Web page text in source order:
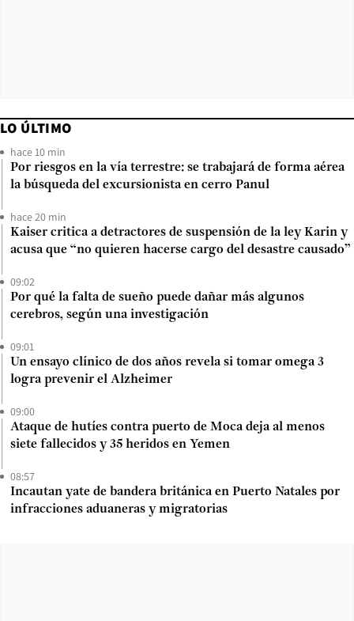
LO ÚLTIMO
hace 10 min
Por riesgos en la vía terrestre: se trabajará de forma aérea
la búsqueda del excursionista en cerro Panul
hace 20 min
Kaiser critica a detractores de suspensión de la ley Karin y
acusa que “no quieren hacerse cargo del desastre causado”
09:02
Por qué la falta de sueño puede dañar más algunos
cerebros, según una investigación
09:01
Un ensayo clínico de dos años revela si tomar omega 3
logra prevenir el Alzheimer
09:00
Ataque de hutíes contra puerto de Moca deja al menos
siete fallecidos y 35 heridos en Yemen
08:57
Incautan yate de bandera británica en Puerto Natales por
infracciones aduaneras y migratorias